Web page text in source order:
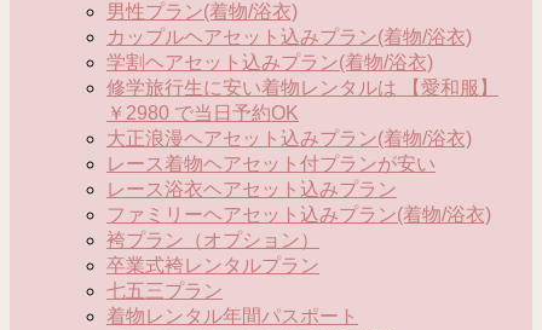
男性プラン(着物/浴衣)
カップルヘアセット込みプラン(着物/浴衣)
学割ヘアセット込みプラン(着物/浴衣)
修学旅行生に安い着物レンタルは 【愛和服】
￥2980 で当日予約OK
大正浪漫ヘアセット込みプラン(着物/浴衣)
レース着物ヘアセット付プランが安い
レース浴衣ヘアセット込みプラン
ファミリーヘアセット込みプラン(着物/浴衣)
袴プラン（オプション）
卒業式袴レンタルプラン
七五三プラン
着物レンタル年間パスポート